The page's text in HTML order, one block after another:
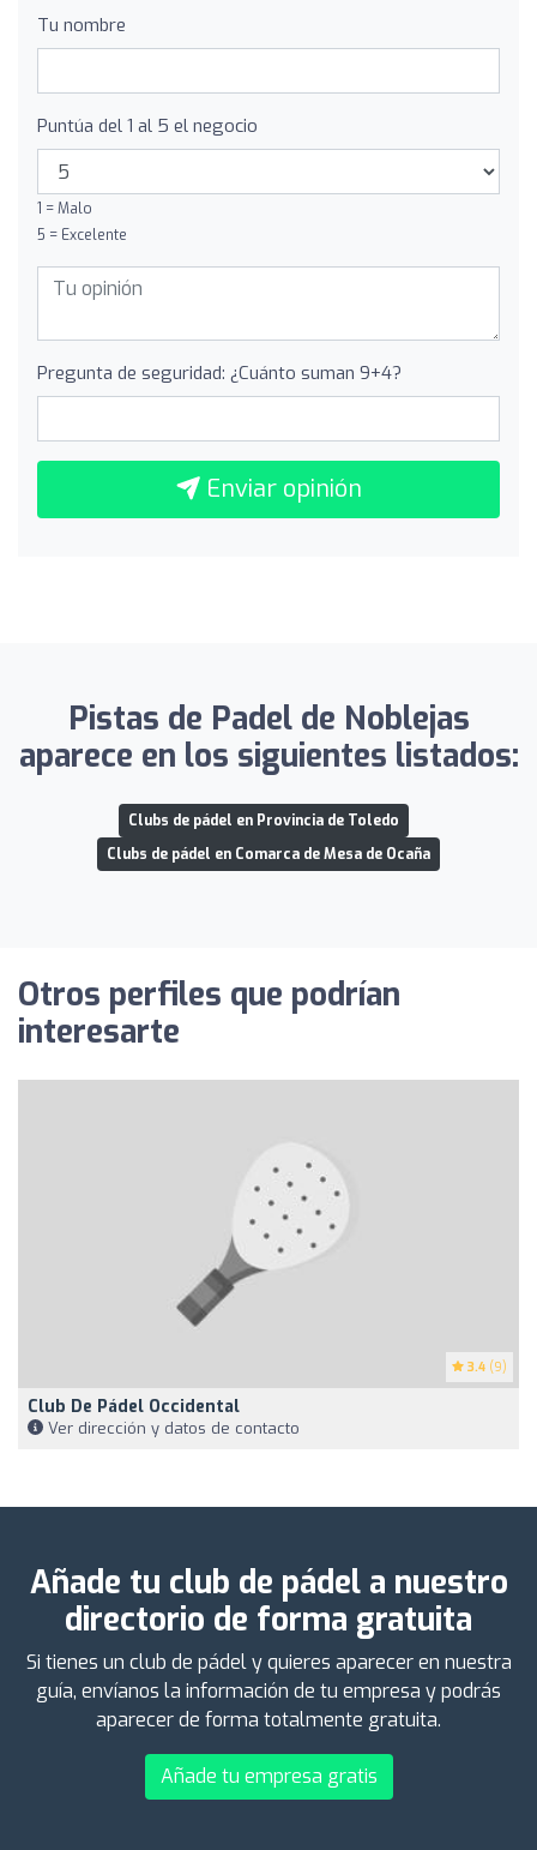
Tu nombre
Puntúa del 1 al 5 el negocio
1 = Malo
5 = Excelente
Pregunta de seguridad: ¿Cuánto suman 9+4?
Enviar opinión
Pistas de Padel de Noblejas
aparece en los siguientes listados:
Clubs de pádel en Provincia de Toledo
Clubs de pádel en Comarca de Mesa de Ocaña
Otros perfiles que podrían
interesarte
3.4 (9)
Club De Pádel Occidental
Ver dirección y datos de contacto
Añade tu club de pádel a nuestro
directorio de forma gratuita
Si tienes un club de pádel y quieres aparecer en nuestra
guía, envíanos la información de tu empresa y podrás
aparecer de forma totalmente gratuita.
Añade tu empresa gratis